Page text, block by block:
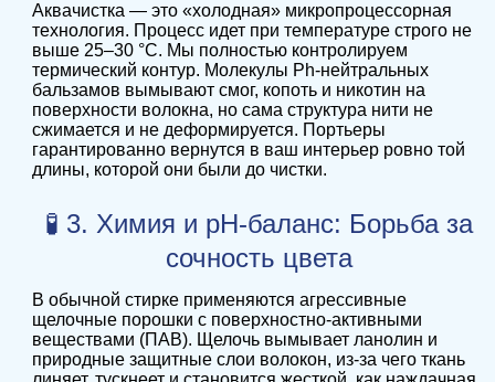
Аквачистка — это «холодная» микропроцессорная
технология. Процесс идет при температуре строго не
выше 25–30 °C. Мы полностью контролируем
термический контур. Молекулы Ph-нейтральных
бальзамов вымывают смог, копоть и никотин на
поверхности волокна, но сама структура нити не
сжимается и не деформируется. Портьеры
гарантированно вернутся в ваш интерьер ровно той
длины, которой они были до чистки.
🧪 3. Химия и pH-баланс: Борьба за
сочность цвета
В обычной стирке применяются агрессивные
щелочные порошки с поверхностно-активными
веществами (ПАВ). Щелочь вымывает ланолин и
природные защитные слои волокон, из-за чего ткань